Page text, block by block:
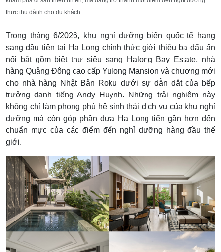
thực thụ dành cho du khách
Trong tháng 6/2026, khu nghỉ dưỡng biển quốc tế hạng
sang đầu tiên tại Hạ Long chính thức giới thiệu ba dấu ấn
nổi bật gồm biệt thự siêu sang Halong Bay Estate, nhà
hàng Quảng Đông cao cấp Yulong Mansion và chương mới
cho nhà hàng Nhật Bản Roku dưới sự dẫn dắt của bếp
trưởng danh tiếng Andy Huynh. Những trải nghiệm này
không chỉ làm phong phú hệ sinh thái dịch vụ của khu nghỉ
dưỡng mà còn góp phần đưa Hạ Long tiến gần hơn đến
chuẩn mực của các điểm đến nghỉ dưỡng hàng đầu thế
giới.